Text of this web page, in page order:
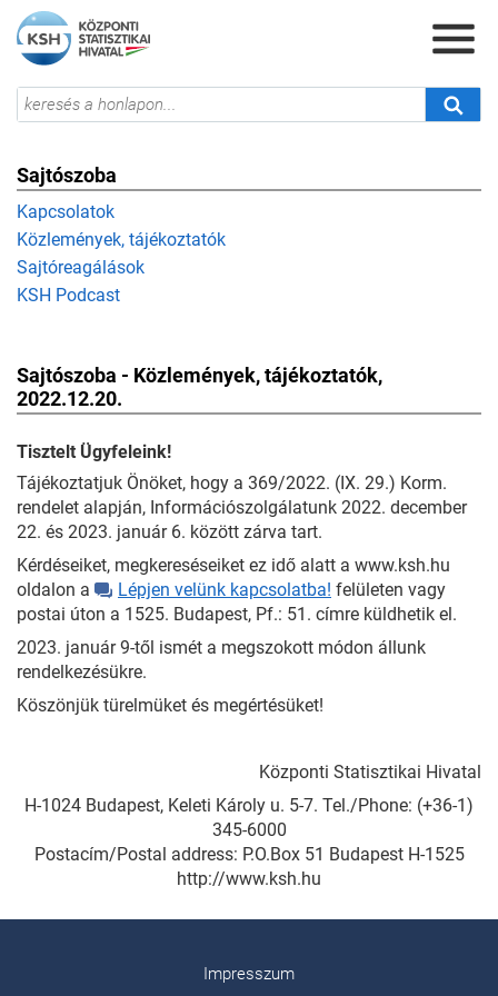
Sajtószoba
Kapcsolatok
Közlemények, tájékoztatók
Sajtóreagálások
KSH Podcast
Sajtószoba - Közlemények, tájékoztatók,
2022.12.20.
Tisztelt Ügyfeleink!
Tájékoztatjuk Önöket, hogy a 369/2022. (IX. 29.) Korm.
rendelet alapján, Információszolgálatunk 2022. december
22. és 2023. január 6. között zárva tart.
Kérdéseiket, megkereséseiket ez idő alatt a www.ksh.hu
oldalon a
Lépjen velünk kapcsolatba! felületen vagy
postai úton a 1525. Budapest, Pf.: 51. címre küldhetik el.
2023. január 9-től ismét a megszokott módon állunk
rendelkezésükre.
Köszönjük türelmüket és megértésüket!
Központi Statisztikai Hivatal
H-1024 Budapest, Keleti Károly u. 5-7. Tel./Phone: (+36-1)
345-6000
Postacím/Postal address: P.O.Box 51 Budapest H-1525
http://www.ksh.hu
Impresszum